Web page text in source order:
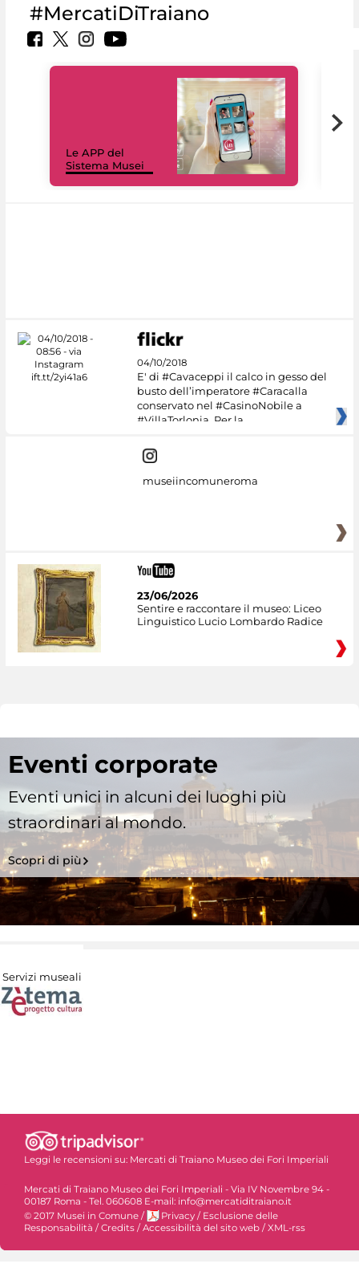
#MercatiDiTraiano
Le APP del
Sistema Musei
04/10/2018
E' di #Cavaceppi il calco in gesso del
busto dell’imperatore #Caracalla
conservato nel #CasinoNobile a
#VillaTorlonia. Per la
museiincomuneroma
23/06/2026
Sentire e raccontare il museo: Liceo
Linguistico Lucio Lombardo Radice
Eventi corporate
Eventi unici in alcuni dei luoghi più
straordinari al mondo.
Scopri di più
Servizi museali
Leggi le recensioni su: Mercati di Traiano Museo dei Fori Imperiali
Mercati di Traiano Museo dei Fori Imperiali - Via IV Novembre 94 -
00187 Roma - Tel. 060608 E-mail: info@mercatiditraiano.it
© 2017 Musei in Comune / Privacy / Esclusione delle
Responsabilità /Credits /Accessibilità del sito web /XML-rss